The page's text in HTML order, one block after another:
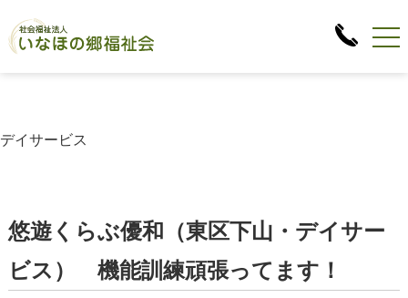
デイサービス
悠遊くらぶ優和（東区下山・デイサー
ビス） 機能訓練頑張ってます！